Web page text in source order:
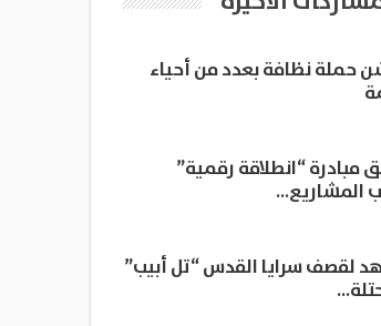
حملة نظافة بعدد من أحياء
“انطلاقة رقمية”
المشاريع…
لقصف سرايا القدس “تل أبيب”